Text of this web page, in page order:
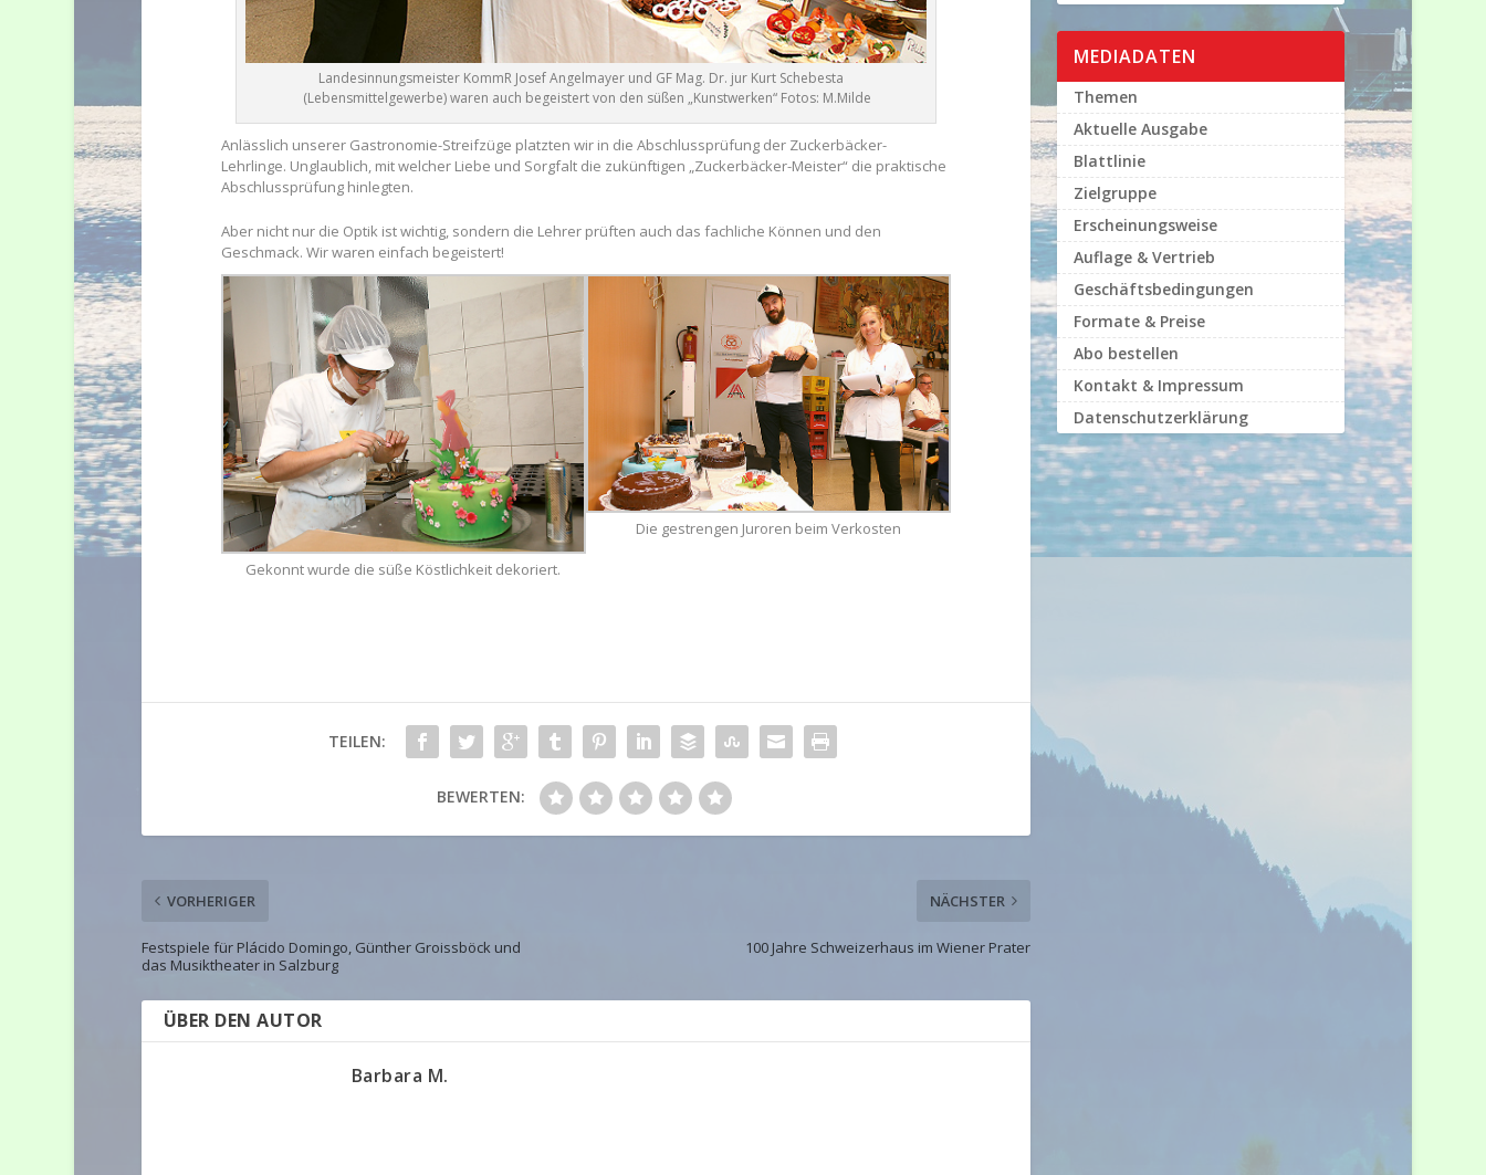
Landesinnungsmeister KommR Josef Angelmayer und GF Mag. Dr. jur Kurt Schebesta
(Lebensmittelgewerbe) waren auch begeistert von den süßen „Kunstwerken“ Fotos: M.Milde
Anlässlich unserer Gastronomie-Streifzüge platzten wir in die Abschlussprüfung der Zuckerbäcker-
Lehrlinge. Unglaublich, mit welcher Liebe und Sorgfalt die zukünftigen „Zuckerbä­cker-Meister“ die praktische
Abschlussprüfung hinlegten.
Aber nicht nur die Optik ist wichtig, sondern die Lehrer prüften auch das fachliche Können und den
Geschmack. Wir waren einfach begeistert!
Gekonnt wurde die süße Köstlichkeit dekoriert.
Die gestrengen Juroren beim Verkosten
TEILEN:
BEWERTEN:
VORHERIGER
Festspiele für Plácido Domingo, Günther Groissböck und
das Musiktheater in Salzburg
NÄCHSTER
100 Jahre Schweizerhaus im Wiener Prater
ÜBER DEN AUTOR
Barbara M.
MEDIADATEN
Themen
Aktuelle Ausgabe
Blattlinie
Zielgruppe
Erscheinungsweise
Auflage & Vertrieb
Geschäftsbedingungen
Formate & Preise
Abo bestellen
Kontakt & Impressum
Datenschutzerklärung